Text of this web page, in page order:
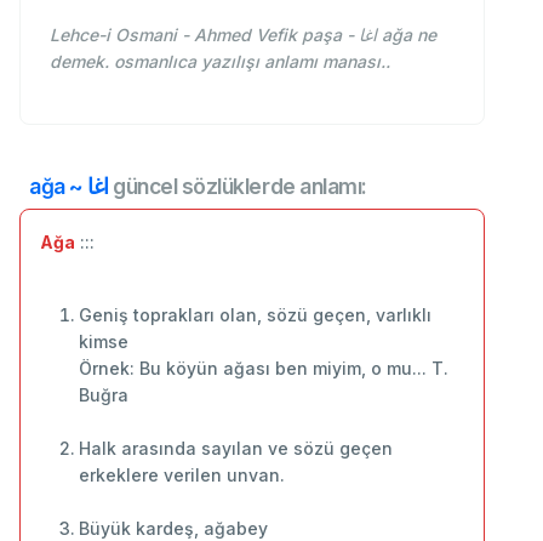
Lehce-i Osmani - Ahmed Vefik paşa - اغا ağa ne
demek. osmanlıca yazılışı anlamı manası..
ağa ~ اغا güncel sözlüklerde anlamı:
Ağa :::
Geniş toprakları olan, sözü geçen, varlıklı
kimse
Örnek: Bu köyün ağası ben miyim, o mu... T.
Buğra
Halk arasında sayılan ve sözü geçen
erkeklere verilen unvan.
Büyük kardeş, ağabey